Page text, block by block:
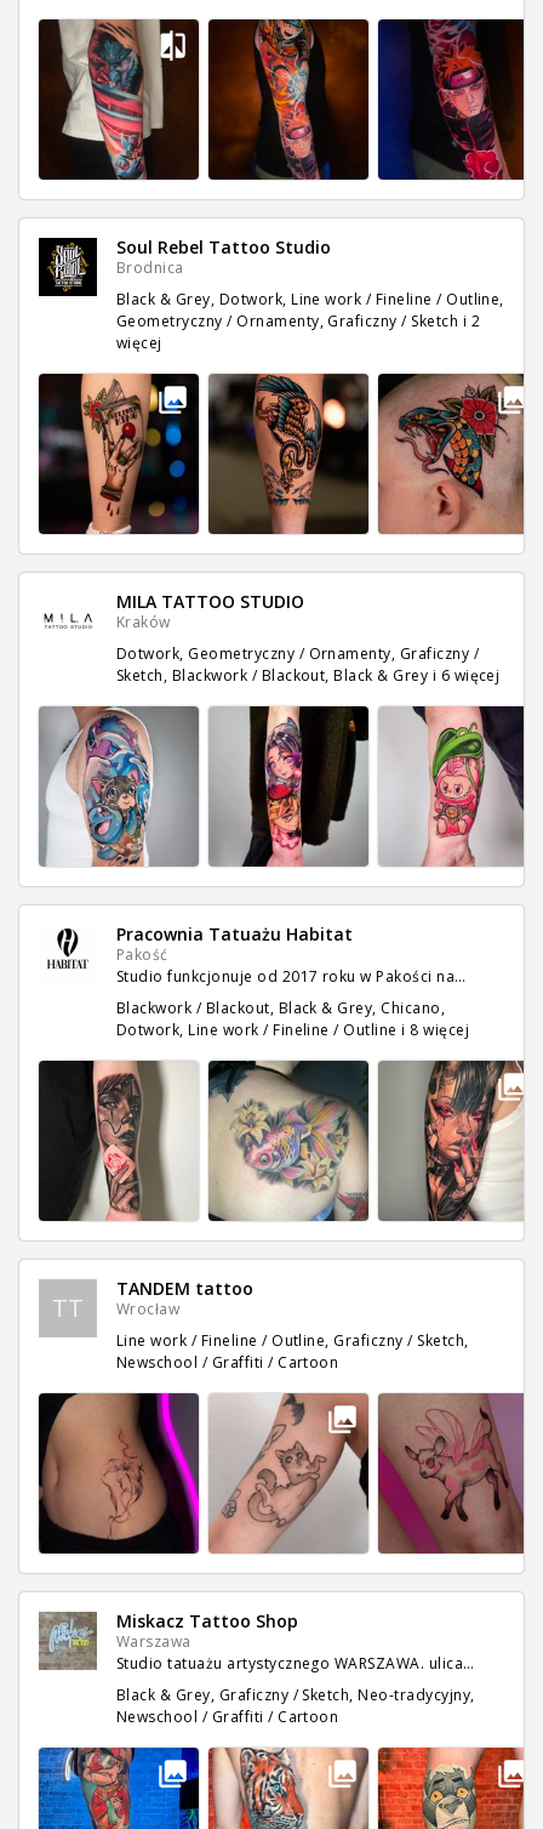
Soul Rebel Tattoo Studio
Brodnica
Black & Grey, Dotwork, Line work / Fineline / Outline,
Geometryczny / Ornamenty, Graficzny / Sketch i 2
więcej
MILA TATTOO STUDIO
Kraków
Dotwork, Geometryczny / Ornamenty, Graficzny /
Sketch, Blackwork / Blackout, Black & Grey i 6 więcej
Pracownia Tatuażu Habitat
Pakość
Studio funkcjonuje od 2017 roku w Pakości na…
Blackwork / Blackout, Black & Grey, Chicano,
Dotwork, Line work / Fineline / Outline i 8 więcej
TT
TANDEM tattoo
Wrocław
Line work / Fineline / Outline, Graficzny / Sketch,
Newschool / Graffiti / Cartoon
Miskacz Tattoo Shop
Warszawa
Studio tatuażu artystycznego WARSZAWA. ulica…
Black & Grey, Graficzny / Sketch, Neo-tradycyjny,
Newschool / Graffiti / Cartoon